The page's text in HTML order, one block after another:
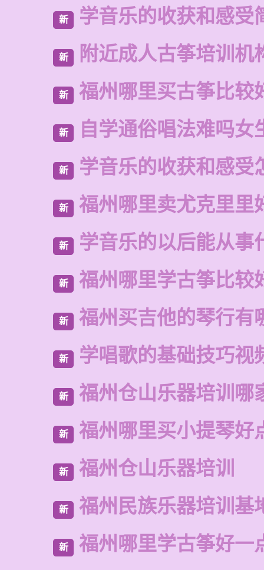
新 学音乐的收获和感受
新 附近成人古筝培训机
新 福州哪里买古筝比较
新 自学通俗唱法难吗女
新 学音乐的收获和感受
新 福州哪里卖尤克里里
新 学音乐的以后能从事
新 福州哪里学古筝比较
新 福州买吉他的琴行有
新 学唱歌的基础技巧视
新 福州仓山乐器培训哪
新 福州哪里买小提琴好
新 福州仓山乐器培训
新 福州民族乐器培训基
新 福州哪里学古筝好一